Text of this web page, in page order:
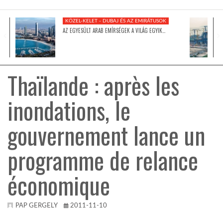
GLOBOTV BP
HÍR3D
TROPICALMAGAZIN
GLOBOTV
AFRIKA TUDÁSTÁR
KÖZEL-KELET - DUBAJ ÉS AZ EMIRÁTUSOK
AZ EGYESÜLT ARAB EMÍRSÉGEK A VILÁG EGYIK…
Thaïlande : après les
inondations, le
gouvernement lance un
programme de relance
économique
PAP GERGELY 2011-11-10